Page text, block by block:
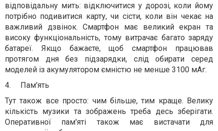
відповідальну мить: відключитися у дорозі, коли йому
потрібно подивитися карту, чи сісти, коли він чекає на
важливий дзвінок. Смартфон має великий екран та
високу функціональність, тому витрачає багато заряду
батареї. Якщо бажаєте, щоб смартфон працював
протягом дня без підзарядки, слід обирати серед
моделей із акумулятором ємністю не менше 3100 мАг.
4.
Пам'ять
Тут також все просто: чим більше, тим краще. Велику
кількість музики та зображень треба десь зберігати.
Оперативної пам'яті також має вистачати для